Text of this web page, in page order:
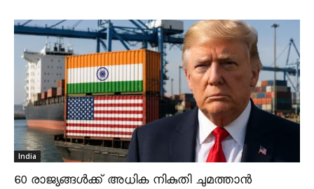
India
60 രാജ്യങ്ങൾക്ക് അധിക നികുതി ചുമത്താൻ